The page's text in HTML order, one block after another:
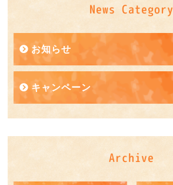
News Category
お知らせ
キャンペーン
Archive